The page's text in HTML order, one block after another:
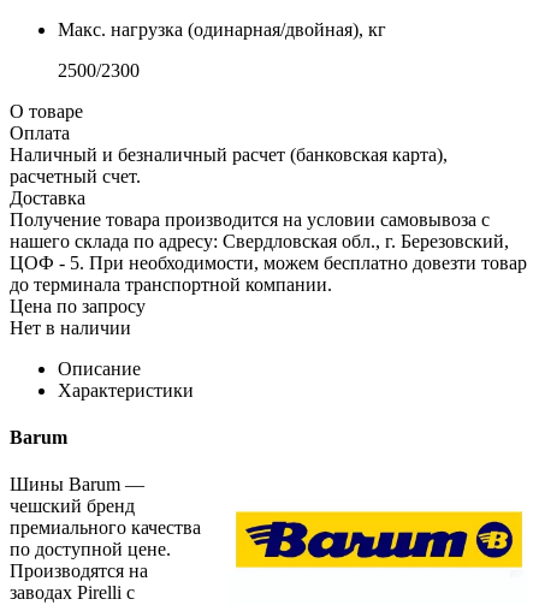
Макс. нагрузка (одинарная/двойная), кг
2500/2300
О товаре
Оплата
Наличный и безналичный расчет (банковская карта),
расчетный счет.
Доставка
Получение товара производится на условии самовывоза с
нашего склада по адресу: Свердловская обл., г. Березовский,
ЦОФ - 5. При необходимости, можем бесплатно довезти товар
до терминала транспортной компании.
Цена по запросу
Нет в наличии
Описание
Характеристики
Barum
Шины Barum —
чешский бренд
премиального качества
по доступной цене.
Производятся на
заводах Pirelli с